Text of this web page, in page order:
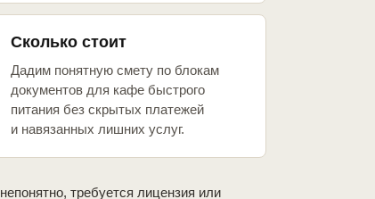
Сколько стоит
Дадим понятную смету по блокам
документов для кафе быстрого
питания без скрытых платежей
и навязанных лишних услуг.
непонятно, требуется лицензия или